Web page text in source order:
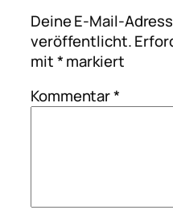
Deine E-Mail-
veröffentlicht.
mit*markiert
Kommentar*